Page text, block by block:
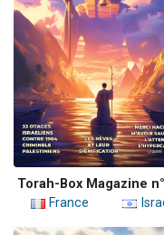
Torah-Box Magazine
France